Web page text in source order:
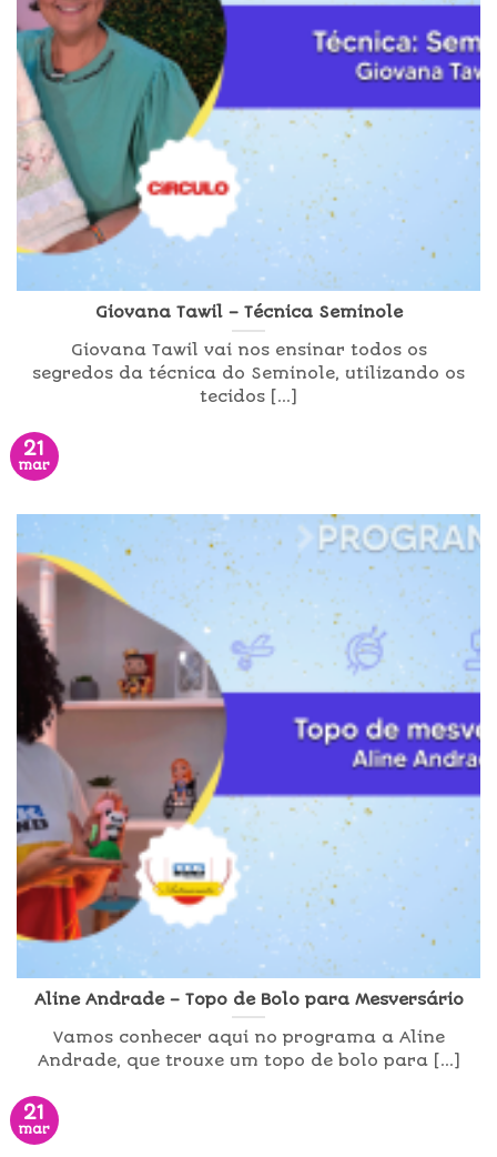
Giovana Tawil – Técnica Seminole
Giovana Tawil vai nos ensinar todos os
segredos da técnica do Seminole, utilizando os
tecidos [...]
21
mar
Aline Andrade – Topo de Bolo para Mesversário
Vamos conhecer aqui no programa a Aline
Andrade, que trouxe um topo de bolo para [...]
21
mar